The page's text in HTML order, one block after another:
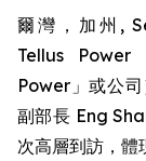
爾灣，加州,
Tellus
Power」或公
副部長 Eng
次高層到訪，體